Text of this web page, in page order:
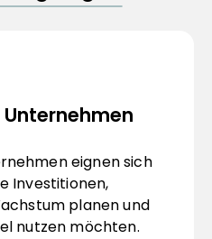
eignen sich
Investitionen,
planen und
nutzen möchten.